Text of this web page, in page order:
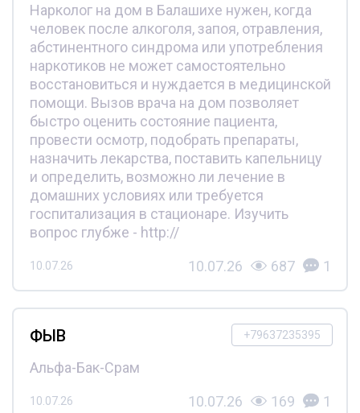
Нарколог на дом в Балашихе нужен, когда
человек после алкоголя, запоя, отравления,
абстинентного синдрома или употребления
наркотиков не может самостоятельно
восстановиться и нуждается в медицинской
помощи. Вызов врача на дом позволяет
быстро оценить состояние пациента,
провести осмотр, подобрать препараты,
назначить лекарства, поставить капельницу
и определить, возможно ли лечение в
домашних условиях или требуется
госпитализация в стационаре. Изучить
вопрос глубже - http://
10.07.26 10.07.26 687 1
+79637235395
ФЫВ
Альфа-Бак-Срам
10.07.26 10.07.26 169 1